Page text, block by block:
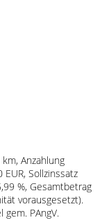
Anzahlung
Sollzinssatz
%, Gesamtbetrag
vorausgesetzt).
PAngV.